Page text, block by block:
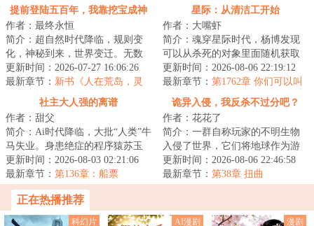
提前登陆五百年，我靠挖宝成神
作者：最终永恒
简介：超自然时代降临，规则变
化，神秘到来，世界变迁。无数
文明遗迹浮现于世，海量天材地
宝任人捡拾。激...
更新时间：2026-07-27 16:06:26
最新章节： 新书《人在荒岛，灵
气怎么复苏了？》以及515打折活
星际：从清洁工开始
作者：大嘴虾
简介：魂穿星际时代，杨博发现
可以从杀死的对象里面随机获取
能力！杀死一条金鱼，游泳+！杀
死一只蝙蝠，...
更新时间：2026-08-06 22:19:12
最新章节： 第1762章 你们可以叫
我皇帝（第二更）
社主大人强的离谱
作者：甜父
简介：Ai时代降临，大批“人类”牛
马失业。身患绝症的程序猿苏玉
阳，成为失业大军中的一员，好
在他拥有一...
更新时间：2026-08-03 02:21:06
最新章节： 第136章：船票
诡异入侵，我反杀不过分吧？
作者：花花了
简介：一群自称玩家的不明生物
入侵了世界，它们将地球作为游
戏场地，展开一场争夺卡牌的游
戏。风翎意外获...
更新时间：2026-08-06 22:46:58
最新章节： 第38章 扭曲
正在热播推荐
科幻片 AI漫剧 漫剧